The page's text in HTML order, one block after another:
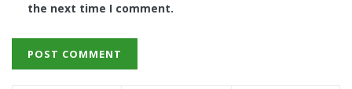
the next time I comment.